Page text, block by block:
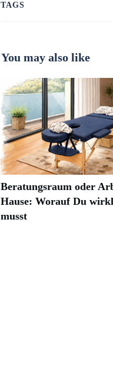
TAGS
You may also like
Beratungsraum oder
Hause: Worauf Du
musst